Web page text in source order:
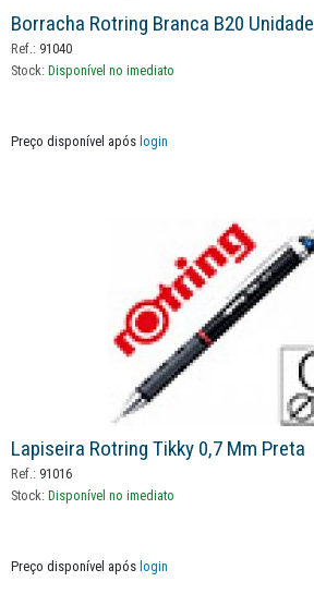
Borracha Rotring Branca B20 Unidade
Ref.: 91040
Stock: Disponível no imediato
Preço disponível após login
Lapiseira Rotring Tikky 0,7 Mm Preta
Ref.: 91016
Stock: Disponível no imediato
Preço disponível após login